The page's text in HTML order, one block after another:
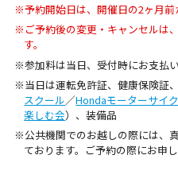
場内マップ
サービスガイド
※予約開始日は、開催日の2ヶ月前
※ご予約後の変更・キャンセルは
す。
※参加料は当日、受付時にお支払い
※当日は運転免許証、健康保険証
スクール／Hondaモーターサイ
楽しむ会）、装備品
※公共機関でのお越しの際には、
ております。ご予約の際にお申し